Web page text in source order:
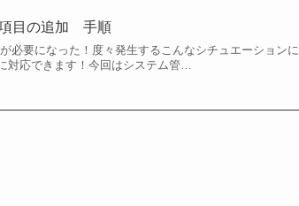
項目の追加 手順
必要になった！度々発生するこんなシチュエーションに
対応できます！今回はシステム管…